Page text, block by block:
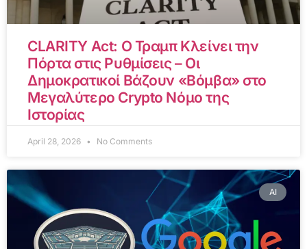
CLARITY Act: Ο Τραμπ Κλείνει την
Πόρτα στις Ρυθμίσεις – Οι
Δημοκρατικοί Βάζουν «Βόμβα» στο
Μεγαλύτερο Crypto Νόμο της
Ιστορίας
April 28, 2026 No Comments
AI